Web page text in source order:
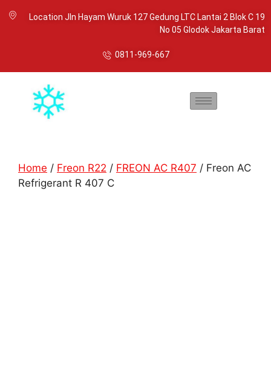
Location Jln Hayam Wuruk 127 Gedung LTC Lantai 2 Blok C 19
No 05 Glodok Jakarta Barat
0811-969-667
Home / Freon R22 / FREON AC R407 / Freon AC
Refrigerant R 407 C